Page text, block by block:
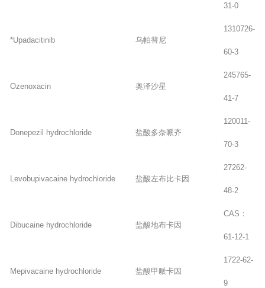
31-0
*Upadacitinib 乌帕替尼
1310726-
60-3
Ozenoxacin 奥泽沙星
245765-
41-7
Donepezil hydrochloride 盐酸多奈哌齐
120011-
70-3
Levobupivacaine hydrochloride 盐酸左布比卡因
27262-
48-2
Dibucaine hydrochloride 盐酸地布卡因
CAS：
61-12-1
Mepivacaine hydrochloride 盐酸甲哌卡因
1722-62-
9